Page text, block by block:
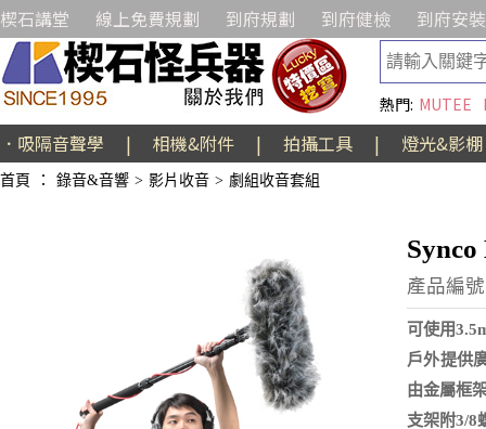
楔石講堂 線上免費規劃 到府規劃 到府健檢 到府安裝
熱門: MUTEE
．吸隔音聲學 | 相機&附件 | 拍攝工具 | 燈光&影棚
首頁 ： 錄音&音響 > 影片收音 > 劇組收音套組
產品編
可使用
戶外提供
由金屬框
支架附3/8